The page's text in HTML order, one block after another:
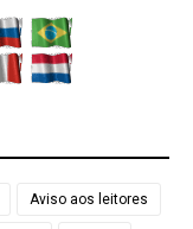
Aviso aos leitores